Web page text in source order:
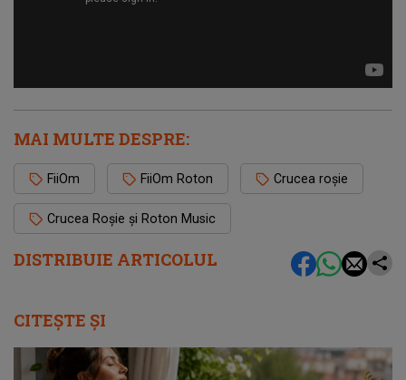
DISTRIBUIE ARTICOLUL
MAI MULTE DESPRE:
FiiOm FiiOm Roton Crucea roșie
Crucea Roșie și Roton Music
CITEȘTE ȘI